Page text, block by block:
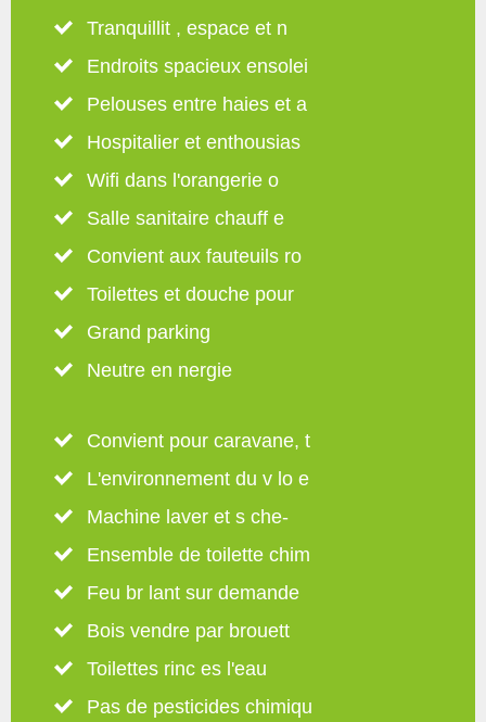
Tranquillit , espace et n
Endroits spacieux ensolei
Pelouses entre haies et a
Hospitalier et enthousias
Wifi dans l'orangerie o
Salle sanitaire chauff e
Convient aux fauteuils ro
Toilettes et douche pour
Grand parking
Neutre en nergie
Convient pour caravane, t
L'environnement du v lo e
Machine laver et s che-
Ensemble de toilette chim
Feu br lant sur demande
Bois vendre par brouett
Toilettes rinc es l'eau
Pas de pesticides chimiqu